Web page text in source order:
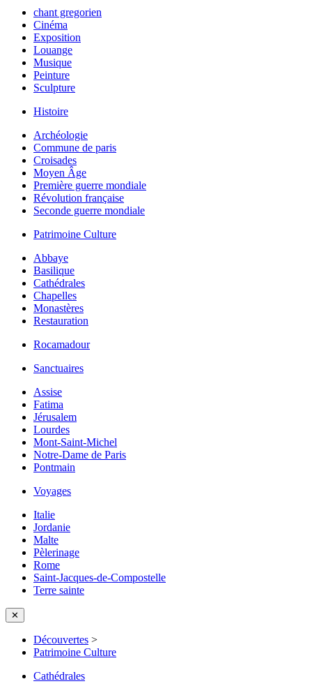
chant gregorien
Cinéma
Exposition
Louange
Musique
Peinture
Sculpture
Histoire
Archéologie
Commune de paris
Croisades
Moyen Âge
Première guerre mondiale
Révolution française
Seconde guerre mondiale
Patrimoine Culture
Abbaye
Basilique
Cathédrales
Chapelles
Monastères
Restauration
Rocamadour
Sanctuaires
Assise
Fatima
Jérusalem
Lourdes
Mont-Saint-Michel
Notre-Dame de Paris
Pontmain
Voyages
Italie
Jordanie
Malte
Pèlerinage
Rome
Saint-Jacques-de-Compostelle
Terre sainte
✕
Découvertes >
Patrimoine Culture
Cathédrales